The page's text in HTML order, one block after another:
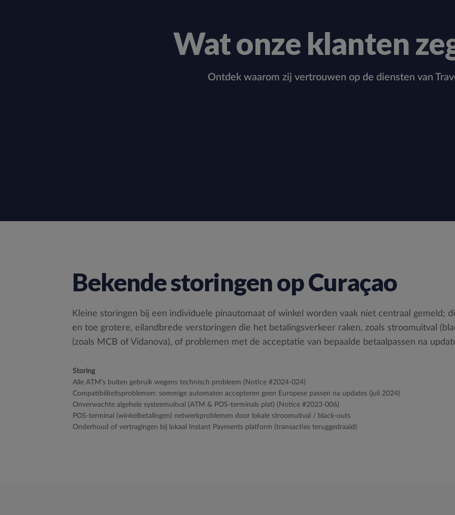
Wat onze klanten
Ontdek waarom zij vertrouwen op de diensten van
Bekende storingen op Curaçao
Kleine storingen bij een individuele pinautomaat of winkel worden vaak niet centraal gemeld;
en toe grotere, eilandbrede verstoringen die het betalingsverkeer raken, zoals stroomuitval
(zoals MCB of Vidanova), of problemen met de acceptatie van bepaalde betaalpassen na
Storing
Alle ATM's buiten gebruik wegens technisch probleem (Notice #2024-024)
Compatibiliteitsproblemen: sommige automaten accepteren geen Europese passen na updates (juli 2024)
Onverwachte algehele systeemuitval (ATM & POS-terminals plat) (Notice #2023-006)
POS-terminal (winkelbetalingen) netwerkproblemen door lokale stroomuitval / black-outs
Onderhoud of vertragingen bij lokaal Instant Payments platform (transacties teruggedraaid)